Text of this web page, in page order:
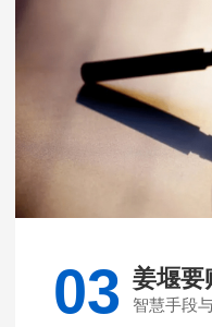
03 姜堰要
智慧手段